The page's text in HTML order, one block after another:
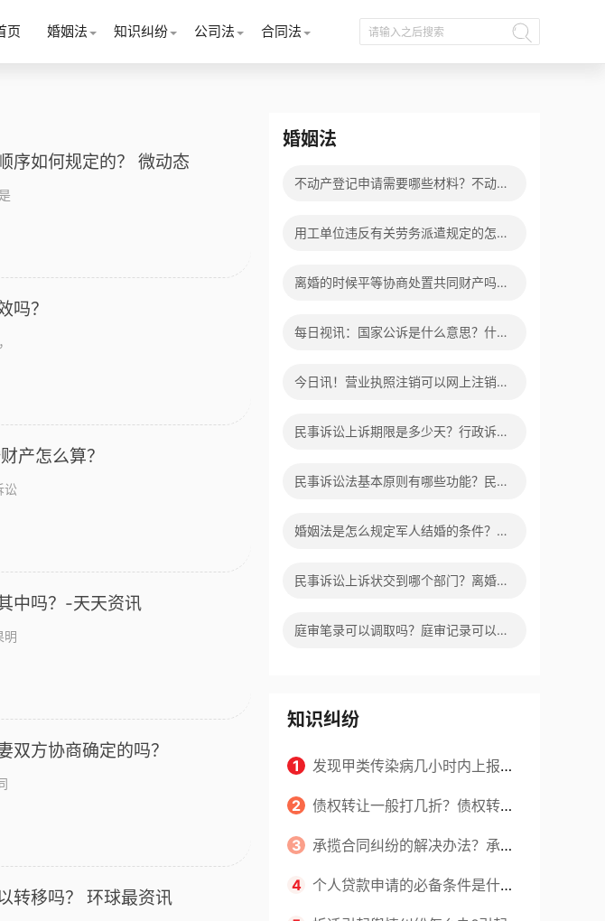
页 婚姻法 知识纠纷 公司法 合同法
序如何规定的？ 微动态
吗？
产怎么算？
讼
中吗？-天天资讯
明
双方协商确定的吗？
转移吗？ 环球最资讯
婚姻法
不动产登记申请需要哪些材料？不动产
用工单位违反有关劳务派遣规定的怎么
离婚的时候平等协商处置共同财产吗？
每日视讯：国家公诉是什么意思？什么
今日讯！营业执照注销可以网上注销
民事诉讼上诉期限是多少天？行政诉讼
民事诉讼法基本原则有哪些功能？民事
婚姻法是怎么规定军人结婚的条件？军
民事诉讼上诉状交到哪个部门？离婚案
庭审笔录可以调取吗？庭审记录可以复
知识纠纷
1 发现甲类传染病几小时内上报？
工作期间得了传染病算不算工伤？
2 债权转让一般打几折？债权转让
合法吗？
3 承揽合同纠纷的解决办法？承揽
合同质保期一般多长时间？|环球看
4 个人贷款申请的必备条件是什